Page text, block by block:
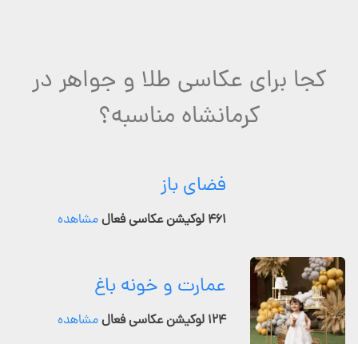
کجا برای عکاسی طلا و جواهر در
کرمانشاه مناسبه؟
فضای باز
۴۶۱ لوکیشن عکاسی فعال مشاهده
عمارت و خونه باغ
۱۲۴ لوکیشن عکاسی فعال مشاهده